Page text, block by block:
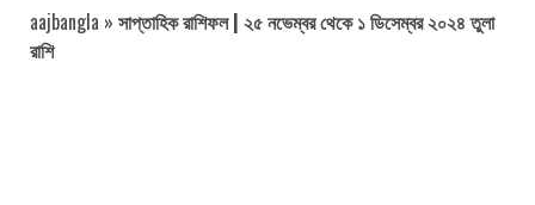
aajbangla » সাপ্তাহিক রাশিফল | ২৫ নভেম্বর থেকে ১ ডিসেম্বর ২০২৪ তুলা
রাশি